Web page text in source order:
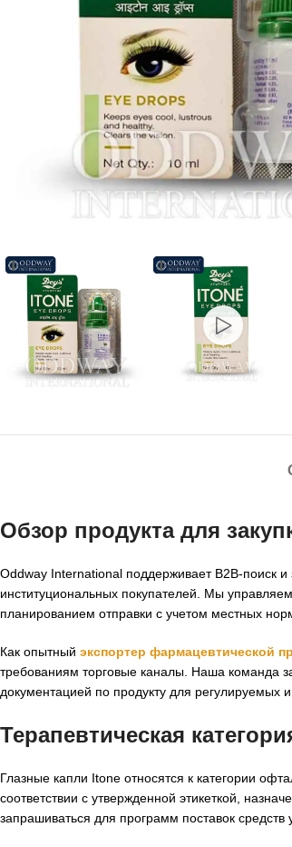
Обзор продукта для
Oddway International поддерживает B2B-поиск и
институциональных покупателей. Мы
планированием отправки с учетом местных
Как опытный экспортер фармацевтической
требованиям торговые каналы. Наша команда
документацией по продукту для регулируемых
Терапевтическая
Глазные капли Itone относятся к категории
соответствии с утвержденной этикеткой,
запрашиваться для программ поставок средств